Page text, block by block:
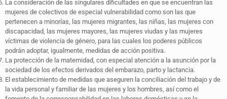
La consideración de las singulares dificultades en que se encuentran las
mujeres de colectivos de especial vulnerabilidad como son las que
pertenecen a minorías, las mujeres migrantes, las niñas, las mujeres con
discapacidad, las mujeres mayores, las mujeres viudas y las mujeres
víctimas de violencia de género, para las cuales los poderes públicos
podrán adoptar, igualmente, medidas de acción positiva.
La protección de la maternidad, con especial atención a la asunción por la
sociedad de los efectos derivados del embarazo, parto y lactancia.
El establecimiento de medidas que aseguren la conciliación del trabajo y de
la vida personal y familiar de las mujeres y los hombres, así como el